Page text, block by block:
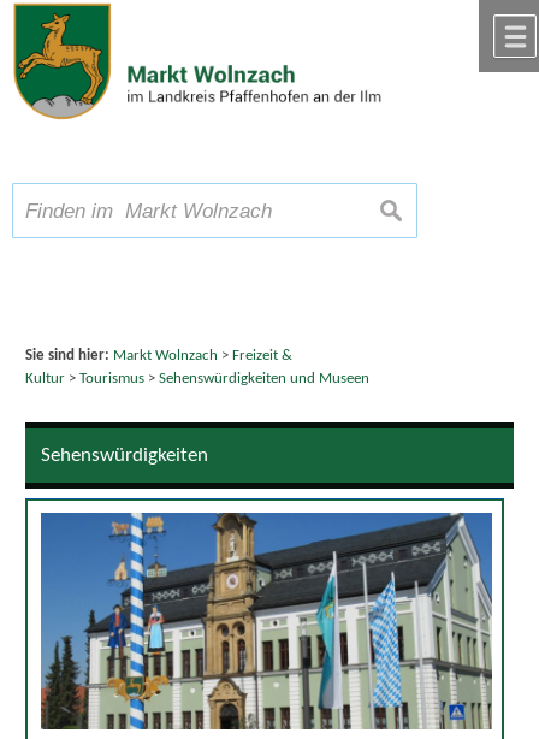
Zum Inhalt,zur Navigation
Schriftgröße A A A suchen
Sie sind hier: Markt Wolnzach > Freizeit &
Kultur> Tourismus> Sehenswürdigkeiten und Museen
Sehenswürdigkeiten